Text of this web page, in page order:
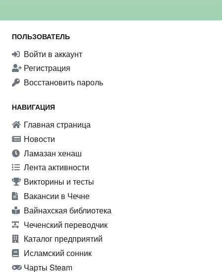
ПОЛЬЗОВАТЕЛЬ
Войти в аккаунт
Регистрация
Восстановить пароль
НАВИГАЦИЯ
Главная страница
Новости
Ламазан хенаш
Лента активности
Викторины и тесты
Вакансии в Чечне
Вайнахская библиотека
Чеченский переводчик
Каталог предприятий
Исламский сонник
Чарты Steam